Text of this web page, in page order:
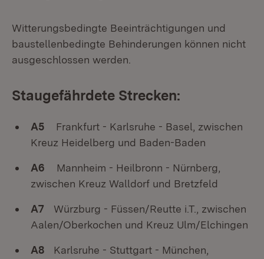
Witterungsbedingte Beeinträchtigungen und
baustellenbedingte Behinderungen können nicht
ausgeschlossen werden.
Staugefährdete Strecken:
A5 Frankfurt - Karlsruhe - Basel, zwischen
Kreuz Heidelberg und Baden-Baden
A6 Mannheim - Heilbronn - Nürnberg,
zwischen Kreuz Walldorf und Bretzfeld
A7 Würzburg - Füssen/Reutte i.T., zwischen
Aalen/Oberkochen und Kreuz Ulm/Elchingen
A8 Karlsruhe - Stuttgart - München,